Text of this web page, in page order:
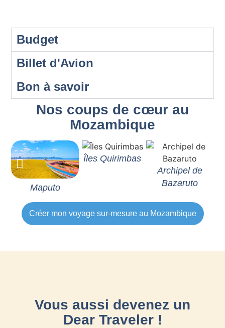
Budget
Billet d'Avion
Bon à savoir
Nos coups de cœur au
Mozambique
Maputo
Îles Quirimbas
Archipel de
Bazaruto
Créer mon voyage sur-mesure au Mozambique
Vous aussi devenez un
Dear Traveler !